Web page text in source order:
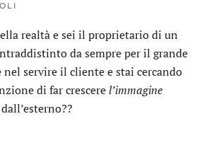
realtà e sei il proprietario di un
da sempre per il grande
servire il cliente e stai cercando
di far crescerel’immagine